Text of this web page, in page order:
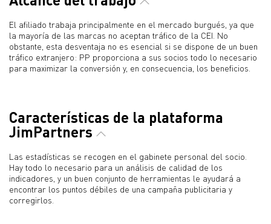
El afiliado trabaja principalmente en el mercado burgués, ya que
la mayoría de las marcas no aceptan tráfico de la CEI. No
obstante, esta desventaja no es esencial si se dispone de un buen
tráfico extranjero: PP proporciona a sus socios todo lo necesario
para maximizar la conversión y, en consecuencia, los beneficios.
Características de la plataforma
JimPartners
Las estadísticas se recogen en el gabinete personal del socio.
Hay todo lo necesario para un análisis de calidad de los
indicadores, y un buen conjunto de herramientas le ayudará a
encontrar los puntos débiles de una campaña publicitaria y
corregirlos.